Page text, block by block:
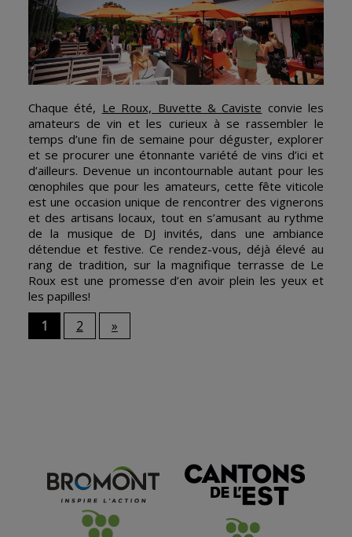
Chaque été, Le Roux, Buvette & Caviste convie les
amateurs de vin et les curieux à se rassembler le
temps d’une fin de semaine pour déguster, explorer
et se procurer une étonnante variété de vins d’ici et
d’ailleurs. Devenue un incontournable autant pour les
œnophiles que pour les amateurs, cette fête viticole
est une occasion unique de rencontrer des vignerons
et des artisans locaux, tout en s’amusant au rythme
de la musique de DJ invités, dans une ambiance
détendue et festive. Ce rendez-vous, déjà élevé au
rang de tradition, sur la magnifique terrasse de Le
Roux est une promesse d’en avoir plein les yeux et
les papilles!
1 2 »